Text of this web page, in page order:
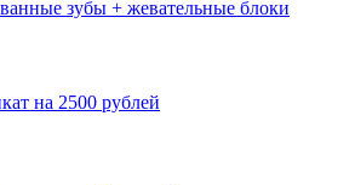
зубы + жевательные блоки
на 2500 рублей